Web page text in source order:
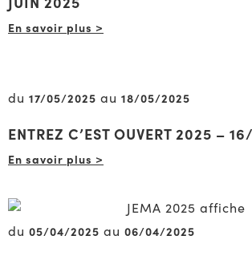
En savoir plus >
du 17/05/2025 au 18/05/2025
ENTREZ C’EST OUVERT 2025 –
En savoir plus >
du 05/04/2025 au 06/04/2025